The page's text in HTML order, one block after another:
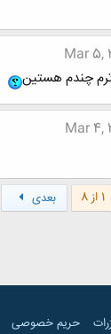
Mar 5,
چندم هستین
Mar 4,
1 از 8 بعدی
حریم خصوصی